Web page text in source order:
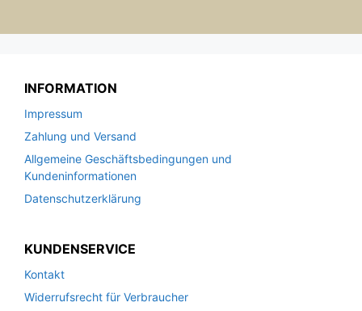
INFORMATION
Impressum
Zahlung und Versand
Allgemeine Geschäftsbedingungen und
Kundeninformationen
Datenschutzerklärung
KUNDENSERVICE
Kontakt
Widerrufsrecht für Verbraucher